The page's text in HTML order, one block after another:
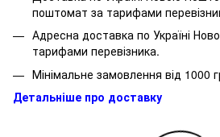
поштомат за тарифами
Адресна доставка по Україні
тарифами перевізника.
Мінімальне замовлення від 1000
Детальніше про доставку